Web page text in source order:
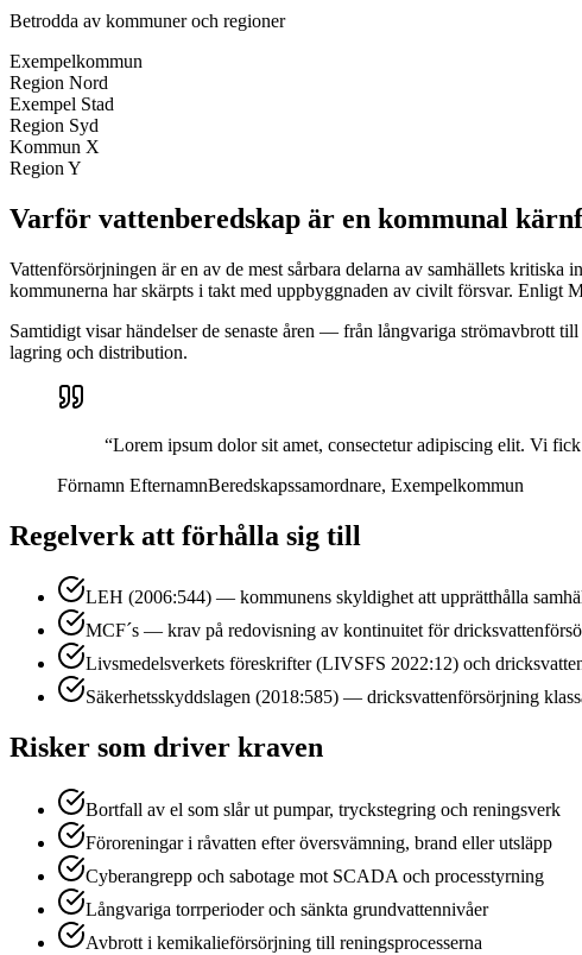
Betrodda av kommuner och regioner
Exempelkommun
Region Nord
Exempel Stad
Region Syd
Kommun X
Region Y
Varför vattenberedskap är en kommunal
Vattenförsörjningen är en av de mest sårbara delarna av samhällets
kommunerna har skärpts i takt med uppbyggnaden av civilt försvar.
Samtidigt visar händelser de senaste åren — från långvariga strömavbrott
lagring och distribution.
“Lorem ipsum dolor sit amet, consectetur adipiscing elit. Vi
Förnamn EfternamnBeredskapssamordnare, Exempelkommun
Regelverk att förhålla sig till
LEH (2006:544) — kommunens skyldighet att upprätthålla
MCF´s — krav på redovisning av kontinuitet för
Livsmedelsverkets föreskrifter (LIVSFS 2022:12) och
Säkerhetsskyddslagen (2018:585) — dricksvattenförsörjning
Risker som driver kraven
Bortfall av el som slår ut pumpar, tryckstegring och reningsverk
Föroreningar i råvatten efter översvämning, brand eller utsläpp
Cyberangrepp och sabotage mot SCADA och processtyrning
Långvariga torrperioder och sänkta grundvattennivåer
Avbrott i kemikalieförsörjning till reningsprocesserna